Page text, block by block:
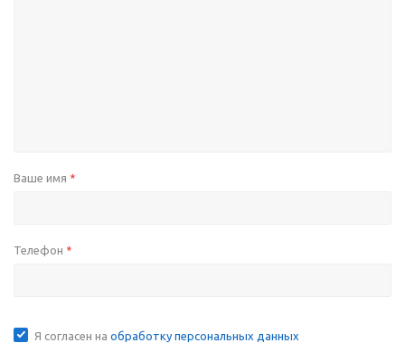
Ваше имя *
Телефон *
Я согласен на обработку персональных данных